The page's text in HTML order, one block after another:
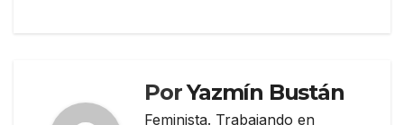
PorYazmín Bustán
Feminista. Trabajando en